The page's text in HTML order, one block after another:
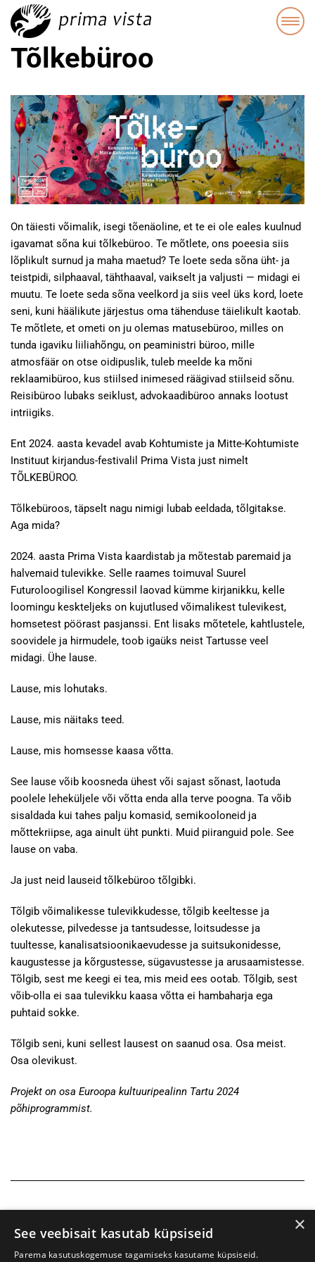
Tõlkebüroo
On täiesti võimalik, isegi tõenäoline, et te ei ole eales kuulnud
igavamat sõna kui tõlkebüroo. Te mõtlete, ons poeesia siis
lõplikult surnud ja maha maetud? Te loete seda sõna üht- ja
teistpidi, silphaaval, tähthaaval, vaikselt ja valjusti — midagi ei
muutu. Te loete seda sõna veelkord ja siis veel üks kord, loete
seni, kuni häälikute järjestus oma tähenduse täielikult kaotab.
Te mõtlete, et ometi on ju olemas matusebüroo, milles on
tunda igaviku liiliahõngu, on peaministri büroo, mille
atmosfäär on otse oidipuslik, tuleb meelde ka mõni
reklaamibüroo, kus stiilsed inimesed räägivad stiilseid sõnu.
Reisibüroo lubaks seiklust, advokaadibüroo annaks lootust
intriigiks.
Ent 2024. aasta kevadel avab Kohtumiste ja Mitte-Kohtumiste
Instituut kirjandus-festivalil Prima Vista just nimelt
TÕLKEBÜROO.
Tõlkebüroos, täpselt nagu nimigi lubab eeldada, tõlgitakse.
Aga mida?
2024. aasta Prima Vista kaardistab ja mõtestab paremaid ja
halvemaid tulevikke. Selle raames toimuval Suurel
Futuroloogilisel Kongressil laovad kümme kirjanikku, kelle
loomingu keskteljeks on kujutlused võimalikest tulevikest,
homsetest pöörast pasjanssi. Ent lisaks mõtetele, kahtlustele,
soovidele ja hirmudele, toob igaüks neist Tartusse veel
midagi. Ühe lause.
Lause, mis lohutaks.
Lause, mis näitaks teed.
Lause, mis homsesse kaasa võtta.
See lause võib koosneda ühest või sajast sõnast, laotuda
poolele leheküljele või võtta enda alla terve poogna. Ta võib
sisaldada kui tahes palju komasid, semikooloneid ja
mõttekriipse, aga ainult üht punkti. Muid piiranguid pole. See
lause on vaba.
Ja just neid lauseid tõlkebüroo tõlgibki.
Tõlgib võimalikesse tulevikkudesse, tõlgib keeltesse ja
olekutesse, pilvedesse ja tantsudesse, loitsudesse ja
tuultesse, kanalisatsioonikaevudesse ja suitsukonidesse,
kaugustesse ja kõrgustesse, sügavustesse ja arusaamistesse.
Tõlgib, sest me keegi ei tea, mis meid ees ootab. Tõlgib, sest
võib-olla ei saa tulevikku kaasa võtta ei hambaharja ega
puhtaid sokke.
Tõlgib seni, kuni sellest lausest on saanud osa. Osa meist.
Osa olevikust.
Projekt on osa Euroopa kultuuripealinn Tartu 2024
põhiprogrammist.
×
See veebisait kasutab küpsiseid
Parema kasutuskogemuse tagamiseks kasutame küpsiseid.